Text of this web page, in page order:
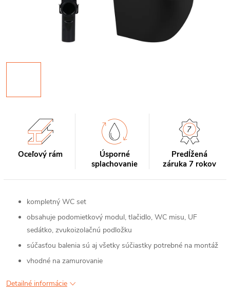
Oceľový rám
Úsporné
splachovanie
Predĺžená
záruka 7 rokov
kompletný WC set
obsahuje podomietkový modul, tlačidlo, WC misu, UF
sedátko, zvukoizolačnú podložku
súčasťou balenia sú aj všetky súčiastky potrebné na montáž
vhodné na zamurovanie
Detailné informácie